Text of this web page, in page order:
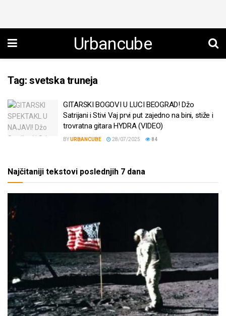
Urbancube
Tag: svetska truneja
GITARSKI BOGOVI U LUCI BEOGRAD! Džo
Satrijani i Stivi Vaj prvi put zajedno na bini, stiže i
trovratna gitara HYDRA (VIDEO)
BYURBANCUBE 28/07/2025 84
Najčitaniji tekstovi poslednjih 7 dana